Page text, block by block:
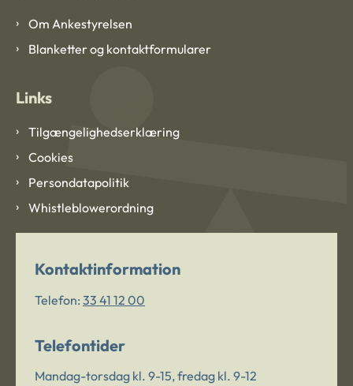
Om Ankestyrelsen
Blanketter og kontaktformularer
Links
Tilgængelighedserklæring
Cookies
Persondatapolitik
Whistleblowerordning
Kontaktinformation
Telefon: 33 41 12 00
Telefontider
Mandag-torsdag kl. 9-15, fredag kl. 9-12